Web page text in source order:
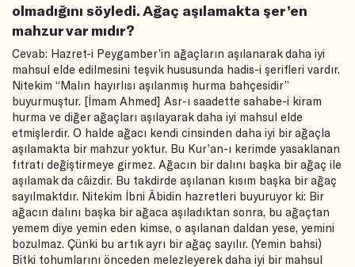
olmadığını söyledi. Ağaç aşılamakta şer’en
mahzur var mıdır?
Cevab: Hazret-i Peygamber’in ağaçların aşılanarak daha iyi
mahsul elde edilmesini teşvik hususunda hadis-i şerifleri vardır.
Nitekim “Malın hayırlısı aşılanmış hurma bahçesidir”
buyurmuştur. [İmam Ahmed] Asr-ı saadette sahabe-i kiram
hurma ve diğer ağaçları aşılayarak daha iyi mahsul elde
etmişlerdir. O halde ağacı kendi cinsinden daha iyi bir ağaçla
aşılamakta bir mahzur yoktur. Bu Kur’an-ı kerimde yasaklanan
fıtratı değiştirmeye girmez. Ağacın bir dalını başka bir ağaç ile
aşılamak da câizdir. Bu takdirde aşılanan kısım başka bir ağaç
sayılmaktdır. Nitekim İbni Âbidin hazretleri buyuruyor ki: Bir
ağacın dalını başka bir ağaca aşıladıktan sonra, bu ağaçtan
yemem diye yemin eden kimse, o aşılanan daldan yese, yemini
bozulmaz. Çünki bu artık ayrı bir ağaç sayılır. (Yemin bahsi)
Bitki tohumlarını önceden melezleyerek daha iyi bir mahsul